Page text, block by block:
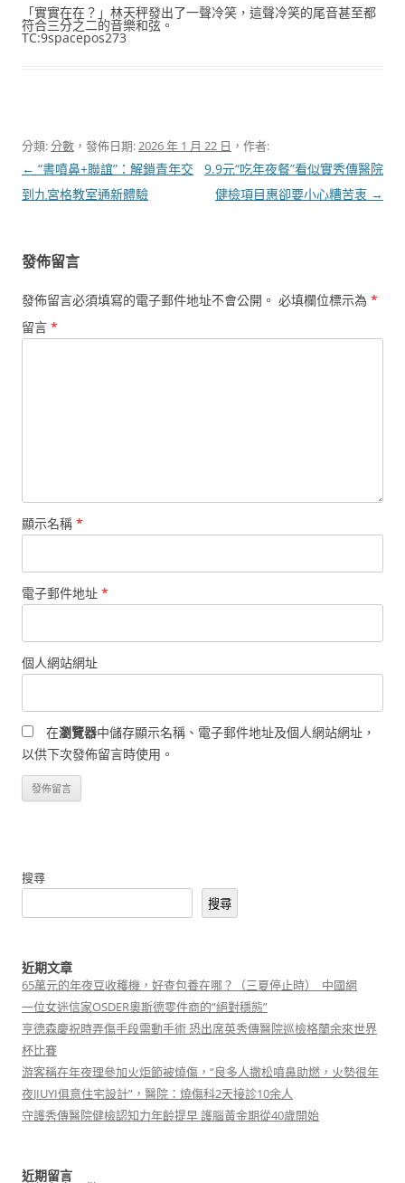
「實實在在？」林天秤發出了一聲冷笑，這聲冷笑的尾音甚至都
符合三分之二的音樂和弦。
TC:9spacepos273
分類:分數 ，發佈日期:2026 年 1 月 22 日 ，作者:
文
章
← “書噴鼻+聯誼”：解鎖青年交
到九宮格教室通新體驗
9.9元“吃年夜餐”看似實秀傳醫院
健檢項目惠卻要小心糟苦衷 →
發佈留言
發佈留言必須填寫的電子郵件地址不會公開。 必填欄位標示為 *
留言 *
顯示名稱 *
電子郵件地址 *
個人網站網址
在瀏覽器中儲存顯示名稱、電子郵件地址及個人網站網址，
以供下次發佈留言時使用。
搜尋
搜尋
近期文章
65萬元的年夜豆收穫機，好查包養在哪？（三夏停止時）_中國網
一位女迷信家OSDER奧斯德零件商的“絕對穩態”
亨德森慶祝時弄傷手段需動手術 恐出席英秀傳醫院巡檢格蘭余來世界
杯比賽
游客稱在年夜理參加火炬節被燒傷，“良多人撒松噴鼻助燃，火勢很年
夜JIUYI俱意住宅設計”，醫院：燒傷科2天接診10余人
守護秀傳醫院健檢認知力年齡提早 護腦黃金期從40歲開始
近期留言